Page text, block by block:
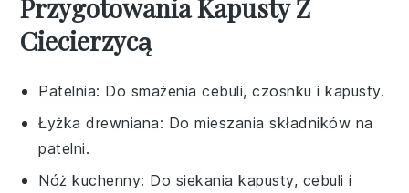
Przygotowania Kapusty Z
Ciecierzycą
Patelnia: Do smażenia cebuli, czosnku i kapusty.
Łyżka drewniana: Do mieszania składników na
patelni.
Nóż kuchenny: Do siekania kapusty, cebuli i